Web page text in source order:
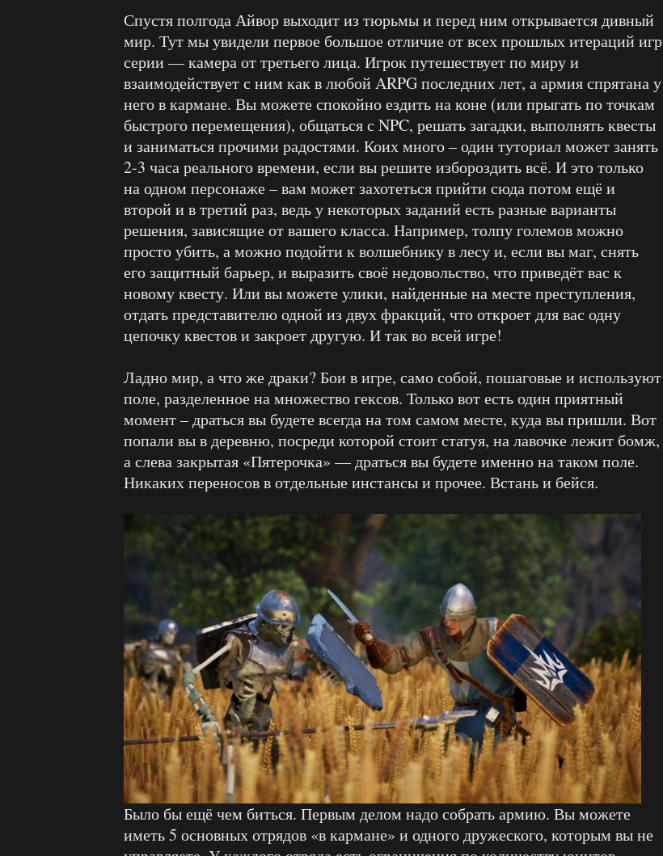
Спустя полгода Айвор выходит из тюрьмы и перед ним открывается дивный
мир. Тут мы увидели первое большое отличие от всех прошлых итераций игр
серии — камера от третьего лица. Игрок путешествует по миру и
взаимодействует с ним как в любой ARPG последних лет, а армия спрятана у
него в кармане. Вы можете спокойно ездить на коне (или прыгать по точкам
быстрого перемещения), общаться с NPC, решать загадки, выполнять квесты
и заниматься прочими радостями. Коих много – один туториал может занять
2-3 часа реального времени, если вы решите избороздить всё. И это только
на одном персонаже – вам может захотеться прийти сюда потом ещё и
второй и в третий раз, ведь у некоторых заданий есть разные варианты
решения, зависящие от вашего класса. Например, толпу големов можно
просто убить, а можно подойти к волшебнику в лесу и, если вы маг, снять
его защитный барьер, и выразить своё недовольство, что приведёт вас к
новому квесту. Или вы можете улики, найденные на месте преступления,
отдать представителю одной из двух фракций, что откроет для вас одну
цепочку квестов и закроет другую. И так во всей игре!
Ладно мир, а что же драки? Бои в игре, само собой, пошаговые и используют
поле, разделенное на множество гексов. Только вот есть один приятный
момент – драться вы будете всегда на том самом месте, куда вы пришли. Вот
попали вы в деревню, посреди которой стоит статуя, на лавочке лежит бомж,
а слева закрытая «Пятерочка» — драться вы будете именно на таком поле.
Никаких переносов в отдельные инстансы и прочее. Встань и бейся.
Было бы ещё чем биться. Первым делом надо собрать армию. Вы можете
иметь 5 основных отрядов «в кармане» и одного дружеского, которым вы не